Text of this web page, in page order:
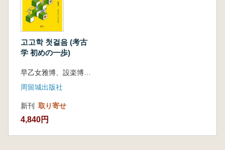
고고학 첫걸음 (考古
学 初めの一歩)
周留城出版社
新刊 取り寄せ
4,840円